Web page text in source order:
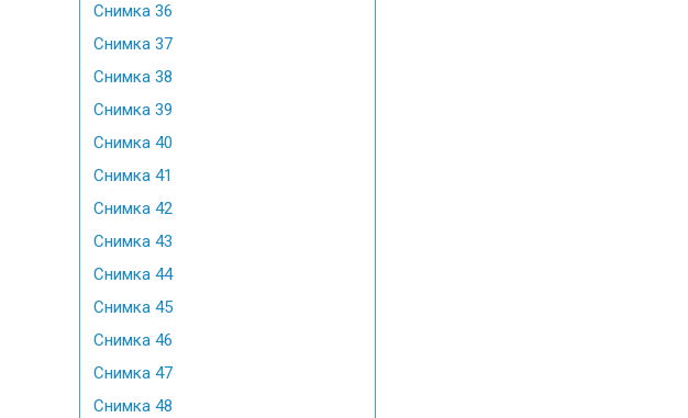
Снимка 36
Снимка 37
Снимка 38
Снимка 39
Снимка 40
Снимка 41
Снимка 42
Снимка 43
Снимка 44
Снимка 45
Снимка 46
Снимка 47
Снимка 48